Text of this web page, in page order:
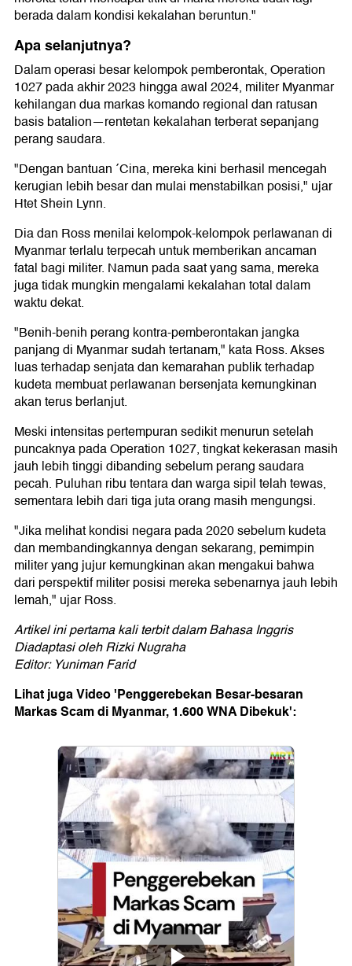
berada dalam kondisi kekalahan beruntun."
Apa selanjutnya?
Dalam operasi besar kelompok pemberontak, Operation
1027 pada akhir 2023 hingga awal 2024, militer Myanmar
kehilangan dua markas komando regional dan ratusan
basis batalion—rentetan kekalahan terberat sepanjang
perang saudara.
"Dengan bantuan ´Cina, mereka kini berhasil mencegah
kerugian lebih besar dan mulai menstabilkan posisi," ujar
Htet Shein Lynn.
Dia dan Ross menilai kelompok-kelompok perlawanan di
Myanmar terlalu terpecah untuk memberikan ancaman
fatal bagi militer. Namun pada saat yang sama, mereka
juga tidak mungkin mengalami kekalahan total dalam
waktu dekat.
"Benih-benih perang kontra-pemberontakan jangka
panjang di Myanmar sudah tertanam," kata Ross. Akses
luas terhadap senjata dan kemarahan publik terhadap
kudeta membuat perlawanan bersenjata kemungkinan
akan terus berlanjut.
Meski intensitas pertempuran sedikit menurun setelah
puncaknya pada Operation 1027, tingkat kekerasan masih
jauh lebih tinggi dibanding sebelum perang saudara
pecah. Puluhan ribu tentara dan warga sipil telah tewas,
sementara lebih dari tiga juta orang masih mengungsi.
"Jika melihat kondisi negara pada 2020 sebelum kudeta
dan membandingkannya dengan sekarang, pemimpin
militer yang jujur kemungkinan akan mengakui bahwa
dari perspektif militer posisi mereka sebenarnya jauh lebih
lemah," ujar Ross.
Artikel ini pertama kali terbit dalam Bahasa Inggris
Diadaptasi oleh Rizki Nugraha
Editor: Yuniman Farid
Lihat juga Video 'Penggerebekan Besar-besaran
Markas Scam di Myanmar, 1.600 WNA Dibekuk':